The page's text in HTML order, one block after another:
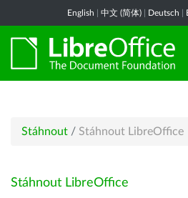
English 中文 (简体) Deutsch
Stáhnout / Stáhnout LibreOffice
Stáhnout LibreOffice